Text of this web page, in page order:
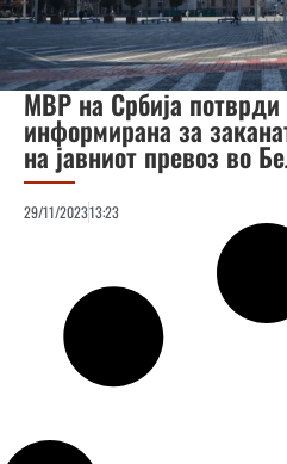
МВР на Србија
информирана за
на јавниот превоз во
29/11/202313:23